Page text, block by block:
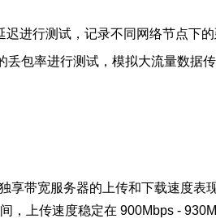
迟进行测试，记录不同网络节点下的
丢包率进行测试，模拟大流量数据
享带宽服务器的上传和下载速度表
，上传速度稳定在 900Mbps -